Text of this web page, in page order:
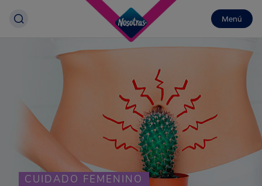
Menú
CUIDADO FEMENINO